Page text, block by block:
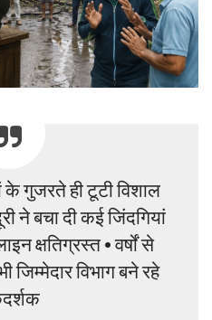
के गुजरते ही टूटी विशाल
ने बचा दी कई जिंदगियां
क्षतिग्रस्त • वर्षों से
जिम्मेदार विभाग बने रहे